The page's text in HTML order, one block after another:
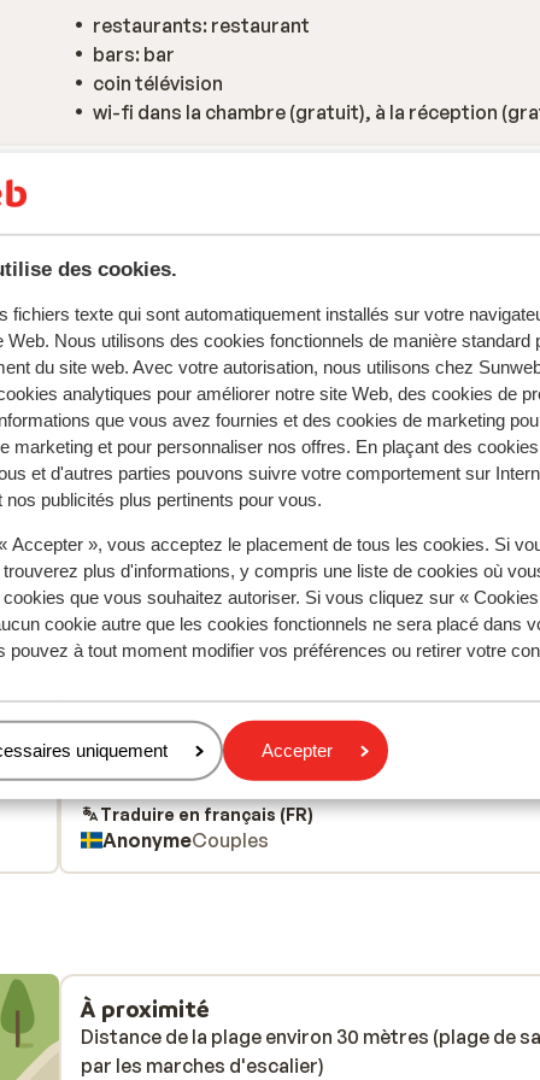
des cookies.
fichiers texte qui sont automatiquement installés sur votre
Web. Nous utilisons des cookies fonctionnels de manière standard
du site web. Avec votre autorisation, nous utilisons chez
analytiques pour améliorer notre site Web, des cookies de
que vous avez fournies et des cookies de marketing
marketing et pour personnaliser nos offres. En plaçant des
et d'autres parties pouvons suivre votre comportement sur
nos publicités plus pertinents pour vous.
Accepter », vous acceptez le placement de tous les cookies. Si
plus d'informations, y compris une liste de cookies où
que vous souhaitez autoriser. Si vous cliquez sur «
cookie autre que les cookies fonctionnels ne sera placé dans
pouvez à tout moment modifier vos préférences ou retirer votre
uniquement Accepter
restaurants: restaurant
bars: bar
coin télévision
wi-fi dans la chambre (gratuit), à la réception
fidèlement leur expérience avec notre produit.
9.4 Excellent
Fantastiskt bra läge. God och riklig frukost och
kvällsbuffe. Trevlig uteplats och trädgård vid
Fantastiskt bra läge. God och riklig frukost och
kvällsbuffe. Trevlig uteplats och trädgård vid
Traduire en français (FR)
AnonymeCouples
À proximité
Distance de la plage environ 30 mètres (plage de
par les marches d'escalier)